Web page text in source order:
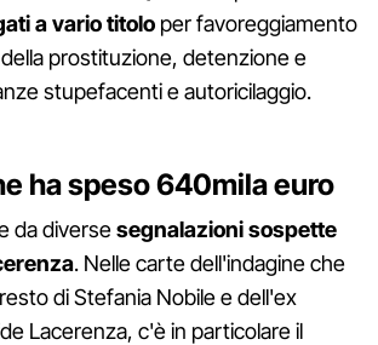
a vario titolo per favoreggiamento
prostituzione, detenzione e
stupefacenti e autoricilaggio.
ha speso 640mila euro
da diversesegnalazioni sospette
. Nelle carte dell'indagine che
di Stefania Nobile e dell'ex
Lacerenza, c'è in particolare il